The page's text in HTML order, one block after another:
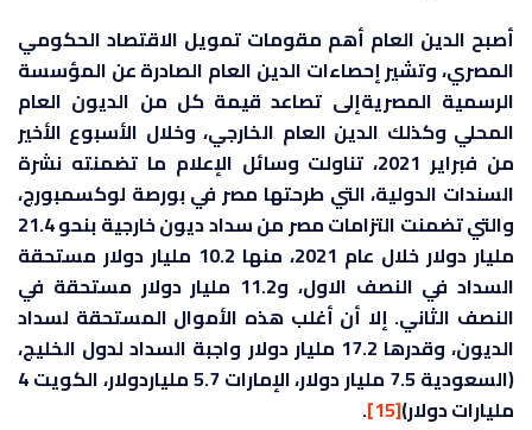
أصبح الدين العام أهم مقومات تمويل الاقتصاد الحكومي
المصري، وتشير إحصاءات الدين العام الصادرة عن المؤسسة
الرسمية المصريةإلى تصاعد قيمة كل من الديون العام
المحلي وكذلك الدين العام الخارجي، وخلال الأسبوع الأخير
من فبراير 2021، تناولت وسائل الإعلام ما تضمنته نشرة
السندات الدولية، التي طرحتها مصر في بورصة لوكسمبورج،
والتي تضمنت التزامات مصر من سداد ديون خارجية بنحو 21.4
مليار دولار خلال عام 2021، منها 10.2 مليار دولار مستحقة
السداد في النصف الاول، و11.2 مليار دولار مستحقة في
النصف الثاني. إلا أن أغلب هذه الأموال المستحقة لسداد
الديون، وقدرها 17.2 مليار دولار واجبة السداد لدول الخليج،
(السعودية 7.5 مليار دولار، الإمارات 5.7 ملياردولار، الكويت 4
مليارات دولار)[15]
.